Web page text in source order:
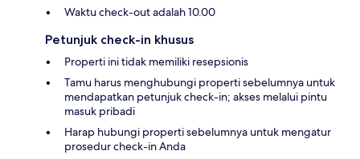
Waktu check-out adalah 10.00
Petunjuk check-in khusus
Properti ini tidak memiliki resepsionis
Tamu harus menghubungi properti sebelumnya untuk
mendapatkan petunjuk check-in; akses melalui pintu
masuk pribadi
Harap hubungi properti sebelumnya untuk mengatur
prosedur check-in Anda